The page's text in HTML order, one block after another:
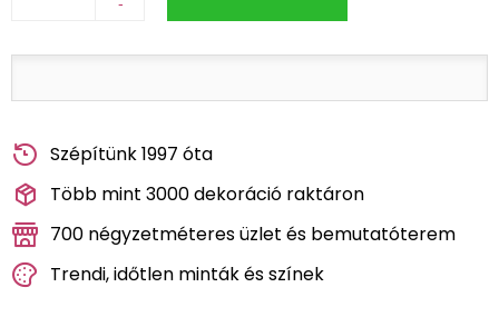
Szépítünk 1997 óta
Több mint 3000 dekoráció raktáron
700 négyzetméteres üzlet és bemutatóterem
Trendi, időtlen minták és színek